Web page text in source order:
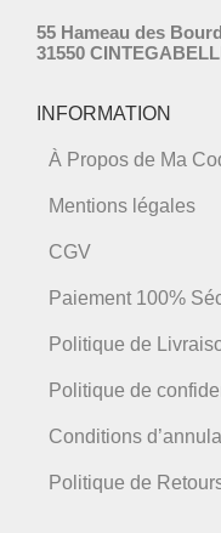
55 Hameau des
31550
INFORMATION
À Propos de Ma
Mentions légales
CGV
Paiement 100%
Politique de
Politique de
Conditions
Politique de